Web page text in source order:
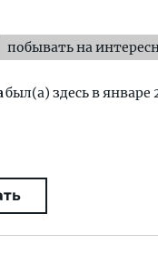
побывать на
был(а) здесь в январе